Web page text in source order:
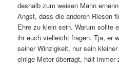
deshalb zum weisen Mann
Angst, dass die anderen Riesen
Ehre zu klein sein. Warum sollte
ihr euch vielleicht fragen. Tja, er
seiner Winzigkeit, nur sein
einige Meter überragt, hält immer